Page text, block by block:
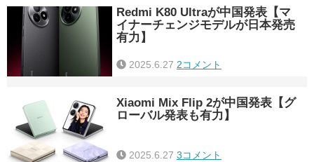
Redmi K80 Ultraが中国発表【マ
イナーチェンジモデルが日本発売
有力】
2025.6.27 2コメント
Xiaomi Mix Flip 2が中国発表【グ
ローバル発表も有力】
2025.6.27 3コメント